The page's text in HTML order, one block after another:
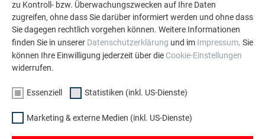
zu Kontroll- bzw. Überwachungszwecken auf Ihre Daten
zugreifen, ohne dass Sie darüber informiert werden und ohne dass
Sie dagegen rechtlich vorgehen können. Weitere Informationen
finden Sie in unserer Datenschutzerklärung und im Impressum. Sie
können Ihre Einwilligung jederzeit über die Cookie-Einstellungen
widerrufen.
Essenziell Statistiken (inkl. US-Dienste)
Marketing & externe Medien (inkl. US-Dienste)